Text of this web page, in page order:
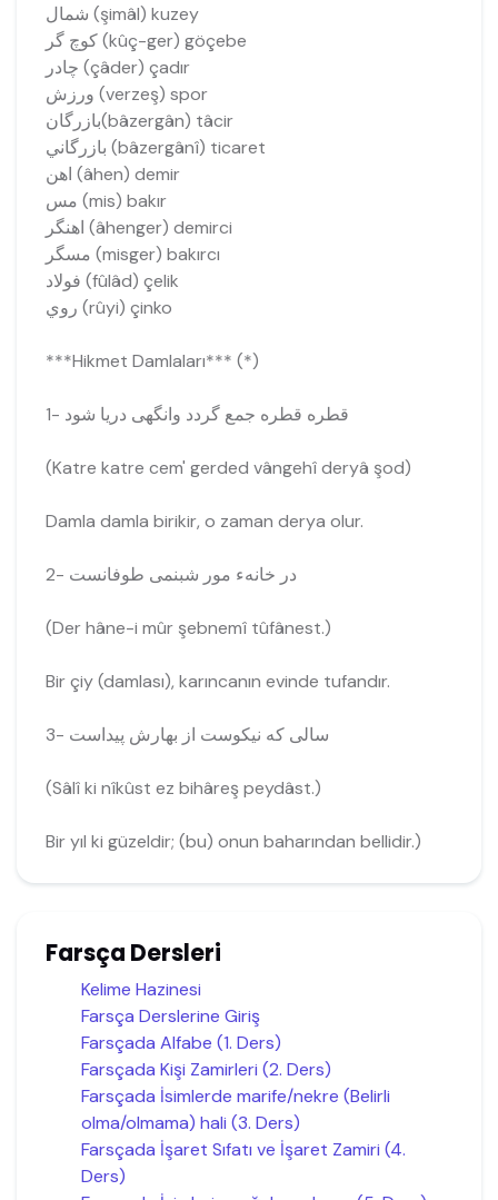
شمال (şimâl) kuzey
كوچ گر (kûç-ger) göçebe
چادر (çâder) çadır
ورزش (verzeş) spor
بازرگان(bâzergân) tâcir
بازرگاني (bâzergânî) ticaret
اهن (âhen) demir
مس (mis) bakır
اهنگر (âhenger) demirci
مسگر (misger) bakırcı
فولاد (fûlâd) çelik
روي (rûyi) çinko
***Hikmet Damlaları*** (*)
1- قطره قطره جمع گردد وانگهی دريا شود
(Katre katre cem' gerded vângehî deryâ şod)
Damla damla birikir, o zaman derya olur.
2- در خانهء مور شبنمى طوفانست
(Der hâne-i mûr şebnemî tûfânest.)
Bir çiy (damlası), karıncanın evinde tufandır.
3- سالى كه نيكوست از بهارش پيداست
(Sâlî ki nîkûst ez bihâreş peydâst.)
Bir yıl ki güzeldir; (bu) onun baharından bellidir.)
Farsça Dersleri
Kelime Hazinesi
Farsça Derslerine Giriş
Farsçada Alfabe (1. Ders)
Farsçada Kişi Zamirleri (2. Ders)
Farsçada İsimlerde marife/nekre (Belirli
olma/olmama) hali (3. Ders)
Farsçada İşaret Sıfatı ve İşaret Zamiri (4.
Ders)